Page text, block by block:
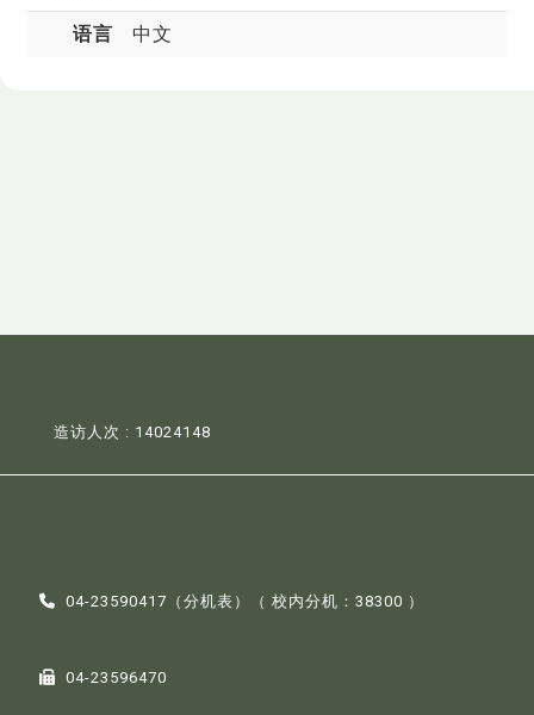
语言 中文
造访人次 : 14024148
04-23590417（分机表 ）（ 校内分机：38300 ）
04-23596470